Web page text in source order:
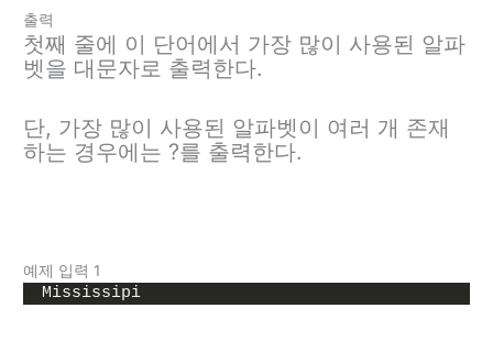
출력
첫째 줄에 이 단어에서 가장 많이 사용된 알파
벳을 대문자로 출력한다.
단, 가장 많이 사용된 알파벳이 여러 개 존재
하는 경우에는 ?를 출력한다.
예제 입력 1
Mississipi